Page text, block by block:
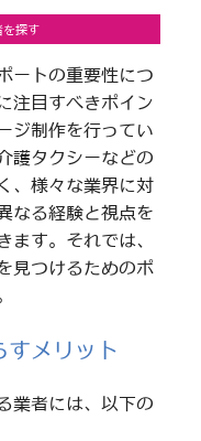
探す
ートの重要性につ
注目すべきポイン
ジ制作を行ってい
護タクシーなどの
、様々な業界に対
なる経験と視点を
ます。それでは、
見つけるためのポ
すメリット
業者には、以下の